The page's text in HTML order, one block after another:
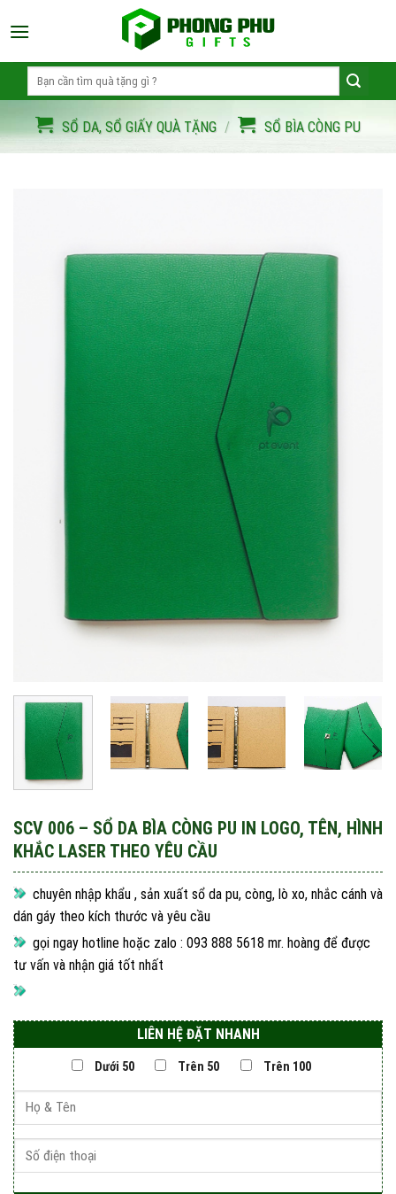
to
for:
SỔ DA, SỔ GIẤY QUÀ TẶNG / SỔ BÌA CÒNG PU
SCV 006 – SỔ DA BÌA CÒNG PU IN LOGO, TÊN, HÌNH
KHẮC LASER THEO YÊU CẦU
chuyên nhập khẩu , sản xuất sổ da pu, còng, lò xo, nhắc cánh và
dán gáy theo kích thước và yêu cầu
gọi ngay hotline hoặc zalo : 093 888 5618 mr. hoàng để được
tư vấn và nhận giá tốt nhất
LIÊN HỆ ĐẶT NHANH
Dưới 50 Trên 50 Trên 100